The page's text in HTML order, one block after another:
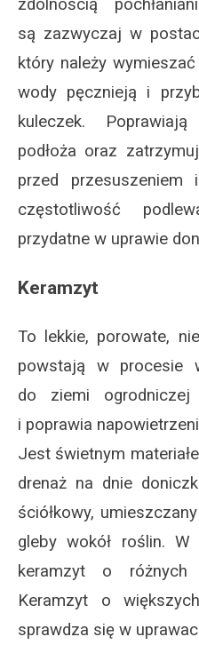
zdolnością
są zazwyczaj w
który należy
wody pęcznieją i
kuleczek.
podłoża oraz
przed przesuszeniem
częstotliwość
przydatne w uprawie
Keramzyt
To lekkie, porowate,
powstają w procesie
do ziemi
i poprawia
Jest świetnym
drenaż na dnie
ściółkowy,
gleby wokół roślin.
keramzyt o różnych
Keramzyt o
sprawdza się w